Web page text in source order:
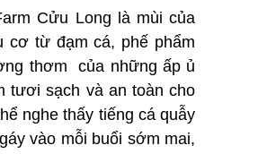
Cửu Long là mùi của
cơ từ đạm cá, phế phẩm
thơm của những ấp ủ
tươi sạch và an toàn cho
nghe thấy tiếng cá quẫy
vào mỗi buổi sớm mai,